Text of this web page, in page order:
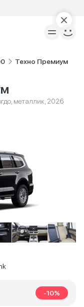
Техно Премиум
металлик, 2026
-10%